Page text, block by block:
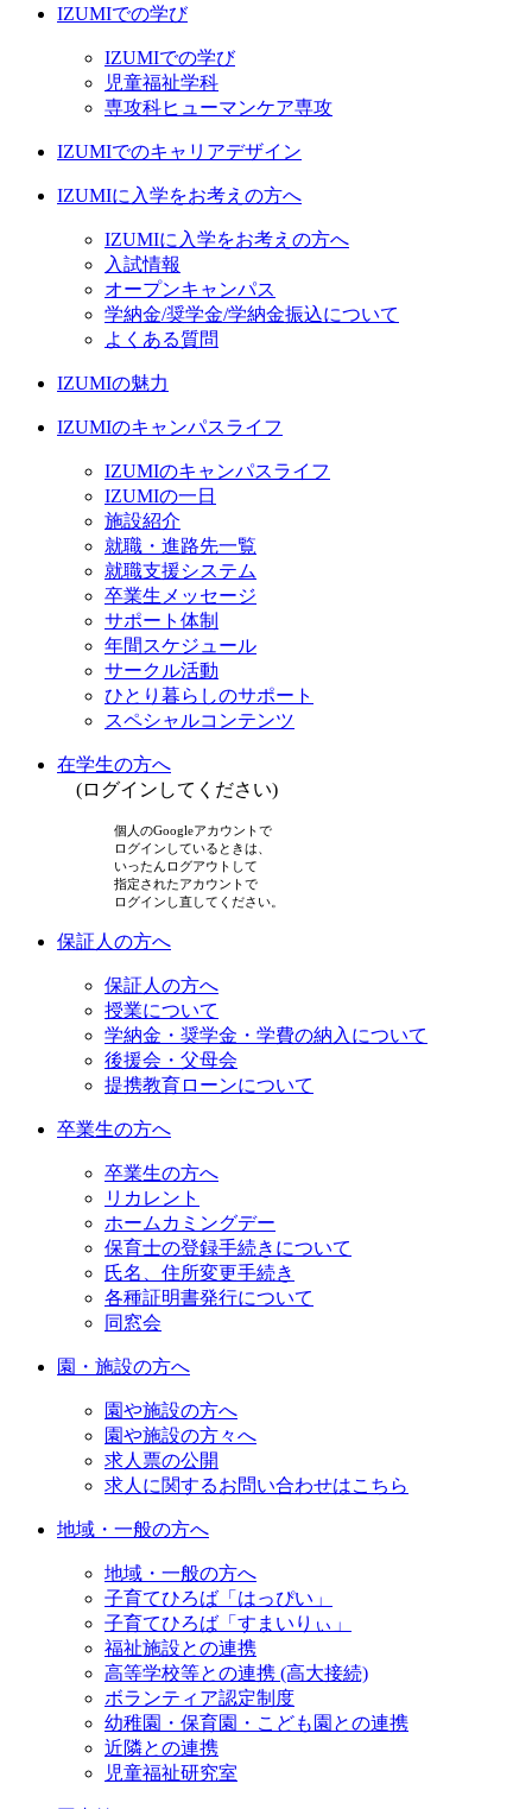
IZUMIでの学び
IZUMIでの学び
児童福祉学科
専攻科ヒューマンケア専攻
IZUMIでのキャリアデザイン
IZUMIに入学をお考えの方へ
IZUMIに入学をお考えの方へ
入試情報
オープンキャンパス
学納金/奨学金/学納金振込について
よくある質問
IZUMIの魅力
IZUMIのキャンパスライフ
IZUMIのキャンパスライフ
IZUMIの一日
施設紹介
就職・進路先一覧
就職支援システム
卒業生メッセージ
サポート体制
年間スケジュール
サークル活動
ひとり暮らしのサポート
スペシャルコンテンツ
在学生の方へ
(ログインしてください)
個人のGoogleアカウントで
ログインしているときは、
いったんログアウトして
指定されたアカウントで
ログインし直してください。
保証人の方へ
保証人の方へ
授業について
学納金・奨学金・学費の納入について
後援会・父母会
提携教育ローンについて
卒業生の方へ
卒業生の方へ
リカレント
ホームカミングデー
保育士の登録手続きについて
氏名、住所変更手続き
各種証明書発行について
同窓会
園・施設の方へ
園や施設の方へ
園や施設の方々へ
求人票の公開
求人に関するお問い合わせはこちら
地域・一般の方へ
地域・一般の方へ
子育てひろば「はっぴい」
子育てひろば「すまいりぃ」
福祉施設との連携
高等学校等との連携 (高大接続)
ボランティア認定制度
幼稚園・保育園・こども園との連携
近隣との連携
児童福祉研究室